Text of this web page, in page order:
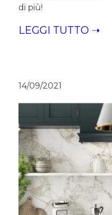
di più!
LEGGI TUTTO ➝
14/09/2021